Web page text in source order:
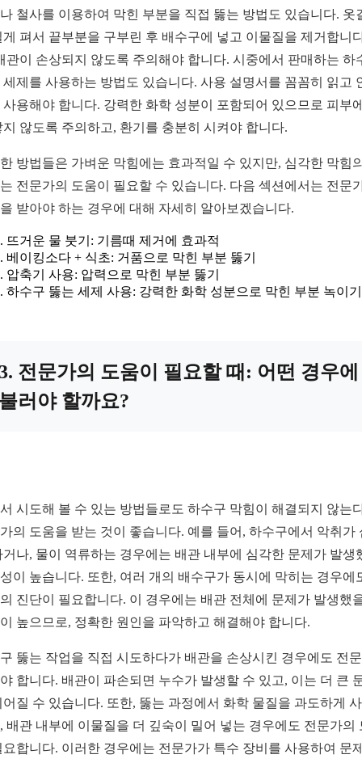
철사를 이용하여 막힌 부분을 직접 뚫는 방법도 있습니다. 옷
게 펴서 끝부분을 구부린 후 배수구에 넣고 이물질을 제거합니
관이 손상되지 않도록 주의해야 합니다. 시중에서 판매하는 하
세제를 사용하는 방법도 있습니다. 사용 설명서를 꼼꼼히 읽고
사용해야 합니다. 강력한 화학 성분이 포함되어 있으므로 피부
지 않도록 주의하고, 환기를 충분히 시켜야 합니다.
방법들은 가벼운 막힘에는 효과적일 수 있지만, 심각한 막힘
전문가의 도움이 필요할 수 있습니다. 다음 섹션에서는 전문
받아야 하는 경우에 대해 자세히 알아보겠습니다.
뜨거운 물 붓기: 기름때 제거에 효과적
베이킹소다 + 식초: 거품으로 막힌 부분 뚫기
압축기 사용: 압력으로 막힌 부분 뚫기
하수구 뚫는 세제 사용: 강력한 화학 성분으로 막힌 부분 녹이기
전문가의 도움이 필요할 때: 어떤 경우에
러야 할까요?
시도해 볼 수 있는 방법들로도 하수구 막힘이 해결되지 않는
의 도움을 받는 것이 좋습니다. 예를 들어, 하수구에서 악취가
거나, 물이 역류하는 경우에는 배관 내부에 심각한 문제가 발생
이 높습니다. 또한, 여러 개의 배수구가 동시에 막히는 경우에
진단이 필요합니다. 이 경우에는 배관 전체에 문제가 발생했
높으므로, 정확한 원인을 파악하고 해결해야 합니다.
뚫는 작업을 직접 시도하다가 배관을 손상시킨 경우에도 전
합니다. 배관이 파손되면 누수가 발생할 수 있고, 이는 더 큰
어질 수 있습니다. 또한, 뚫는 과정에서 화학 물질을 과도하게
배관 내부에 이물질을 더 깊숙이 밀어 넣는 경우에도 전문가의
요합니다. 이러한 경우에는 전문가가 특수 장비를 사용하여 문